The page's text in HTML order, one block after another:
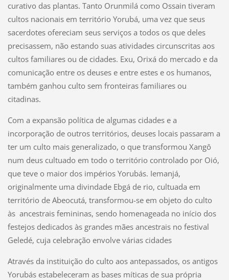
curativo das plantas. Tanto Orunmilá como Ossain tiveram
cultos nacionais em território Yorubá, uma vez que seus
sacerdotes ofereciam seus serviços a todos os que deles
precisassem, não estando suas atividades circunscritas aos
cultos familiares ou de cidades. Exu, Orixá do mercado e da
comunicação entre os deuses e entre estes e os humanos,
também ganhou culto sem fronteiras familiares ou
citadinas.
Com a expansão política de algumas cidades e a
incorporação de outros territórios, deuses locais passaram a
ter um culto mais generalizado, o que transformou Xangô
num deus cultuado em todo o território controlado por Oió,
que teve o maior dos impérios Yorubás. Iemanjá,
originalmente uma divindade Ebgá de rio, cultuada em
território de Abeocutá, transformou-se em objeto do culto
às ancestrais femininas, sendo homenageada no início dos
festejos dedicados às grandes mães ancestrais no festival
Geledé, cuja celebração envolve várias cidades
Através da instituição do culto aos antepassados, os antigos
Yorubás estabeleceram as bases míticas de sua própria